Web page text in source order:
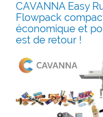
CAVANNA Easy
Flowpack
économique et
est de retour !